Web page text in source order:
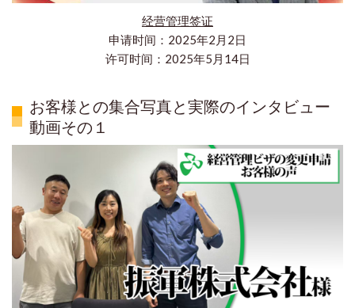
经营管理签证
申请时间：2025年2月2日
许可时间：2025年5月14日
お客様との集合写真と実際のインタビュー
動画その１